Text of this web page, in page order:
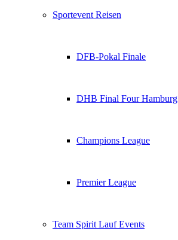
Sportevent Reisen
DFB-Pokal Finale
DHB Final Four Hamburg
Champions League
Premier League
Team Spirit Lauf Events